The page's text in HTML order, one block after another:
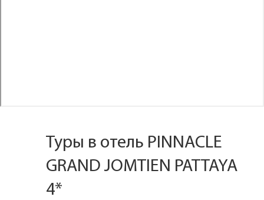
Туры в отель PINNACLE
GRAND JOMTIEN PATTAYA
4*